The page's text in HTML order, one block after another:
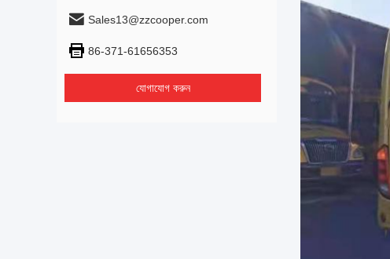
Sales13@zzcooper.com
86-371-61656353
যোগাযোগ করুন